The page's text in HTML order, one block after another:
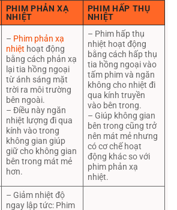
PHIM PHẢN XẠ
NHIỆT
PHIM HẤP THỤ
NHIỆT
– Phim phản xạ
nhiệt hoạt động
bằng cách phản xạ
lại tia hồng ngoại
từ ánh sáng mặt
trời ra môi trường
bên ngoài.
– Điều này ngăn
nhiệt lượng đi qua
kính vào trong
không gian giúp
giữ cho không gian
bên trong mát mẻ
hơn.
– Phim hấp thụ
nhiệt hoạt động
bằng cách hấp thụ
tia hồng ngoại vào
tấm phim và ngăn
không cho nhiệt đi
qua kính truyền
vào bên trong.
– Giúp không gian
bên trong cũng trở
nên mát mẻ nhưng
có cơ chế hoạt
động khác so với
phim phản xạ
nhiệt.
– Giảm nhiệt độ
ngay lập tức: Phim